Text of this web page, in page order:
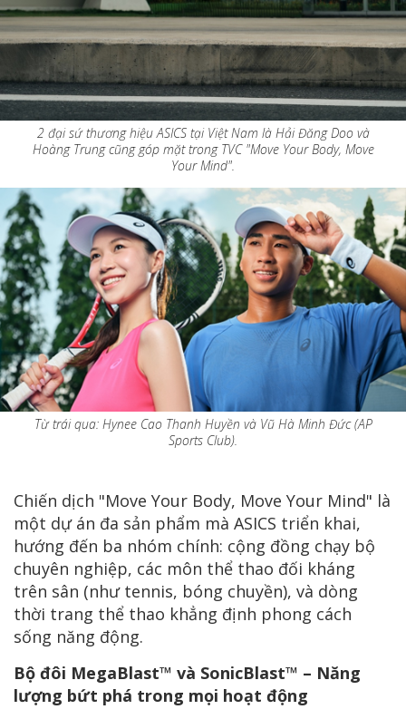
2 đại sứ thương hiệu ASICS tại Việt Nam là Hải Đăng Doo và
Hoàng Trung cũng góp mặt trong TVC "Move Your Body, Move
Your Mind".
Từ trái qua: Hynee Cao Thanh Huyền và Vũ Hà Minh Đức (AP
Sports Club).
Chiến dịch "Move Your Body, Move Your Mind" là
một dự án đa sản phẩm mà ASICS triển khai,
hướng đến ba nhóm chính: cộng đồng chạy bộ
chuyên nghiệp, các môn thể thao đối kháng
trên sân (như tennis, bóng chuyền), và dòng
thời trang thể thao khẳng định phong cách
sống năng động.
Bộ đôi MegaBlast™ và SonicBlast™ – Năng
lượng bứt phá trong mọi hoạt động